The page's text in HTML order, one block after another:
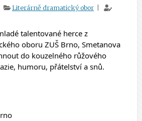
Literárně dramatický obor |
talentované herce z
oboru ZUŠ Brno, Smetanova
do kouzelného růžového
humoru, přátelství a snů.